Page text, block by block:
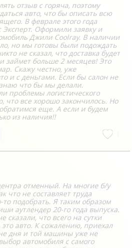
отзыв с горяча, поэтому
авто, что бы описать всю
В феврале этого года
Эксперт. Оформили заявку и
Джили Coolray. В наличии
но мы готовы были подождать
не сказал, что доставка будет
займет больше 2 месяцев! Это
Скажу честно, уже
и с деньгами. Если бы салон не
что бы мы делали.
проблемы логистического
что все хорошо закончилось. Но
еще. А если и будем
из наличия!!
отменный. На многие б/у
что не составляет труда
подобрать. Я таким образом
аутлендер 20-го года выпуска.
сказали, что всего на сутки
авто. К сожалению, приехал
дня и той машины уже не
автомобиля с самого